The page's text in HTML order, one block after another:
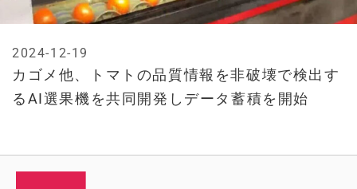
カゴメ他、トマトの品質情報を非破壊で検出す
るAI選果機を共同開発しデータ蓄積を開始
2024-12-19